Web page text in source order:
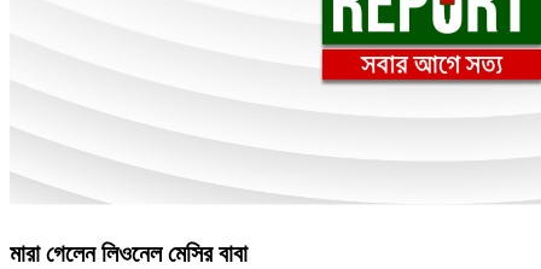
মারা গেলেন লিওনেল মেসির বাবা